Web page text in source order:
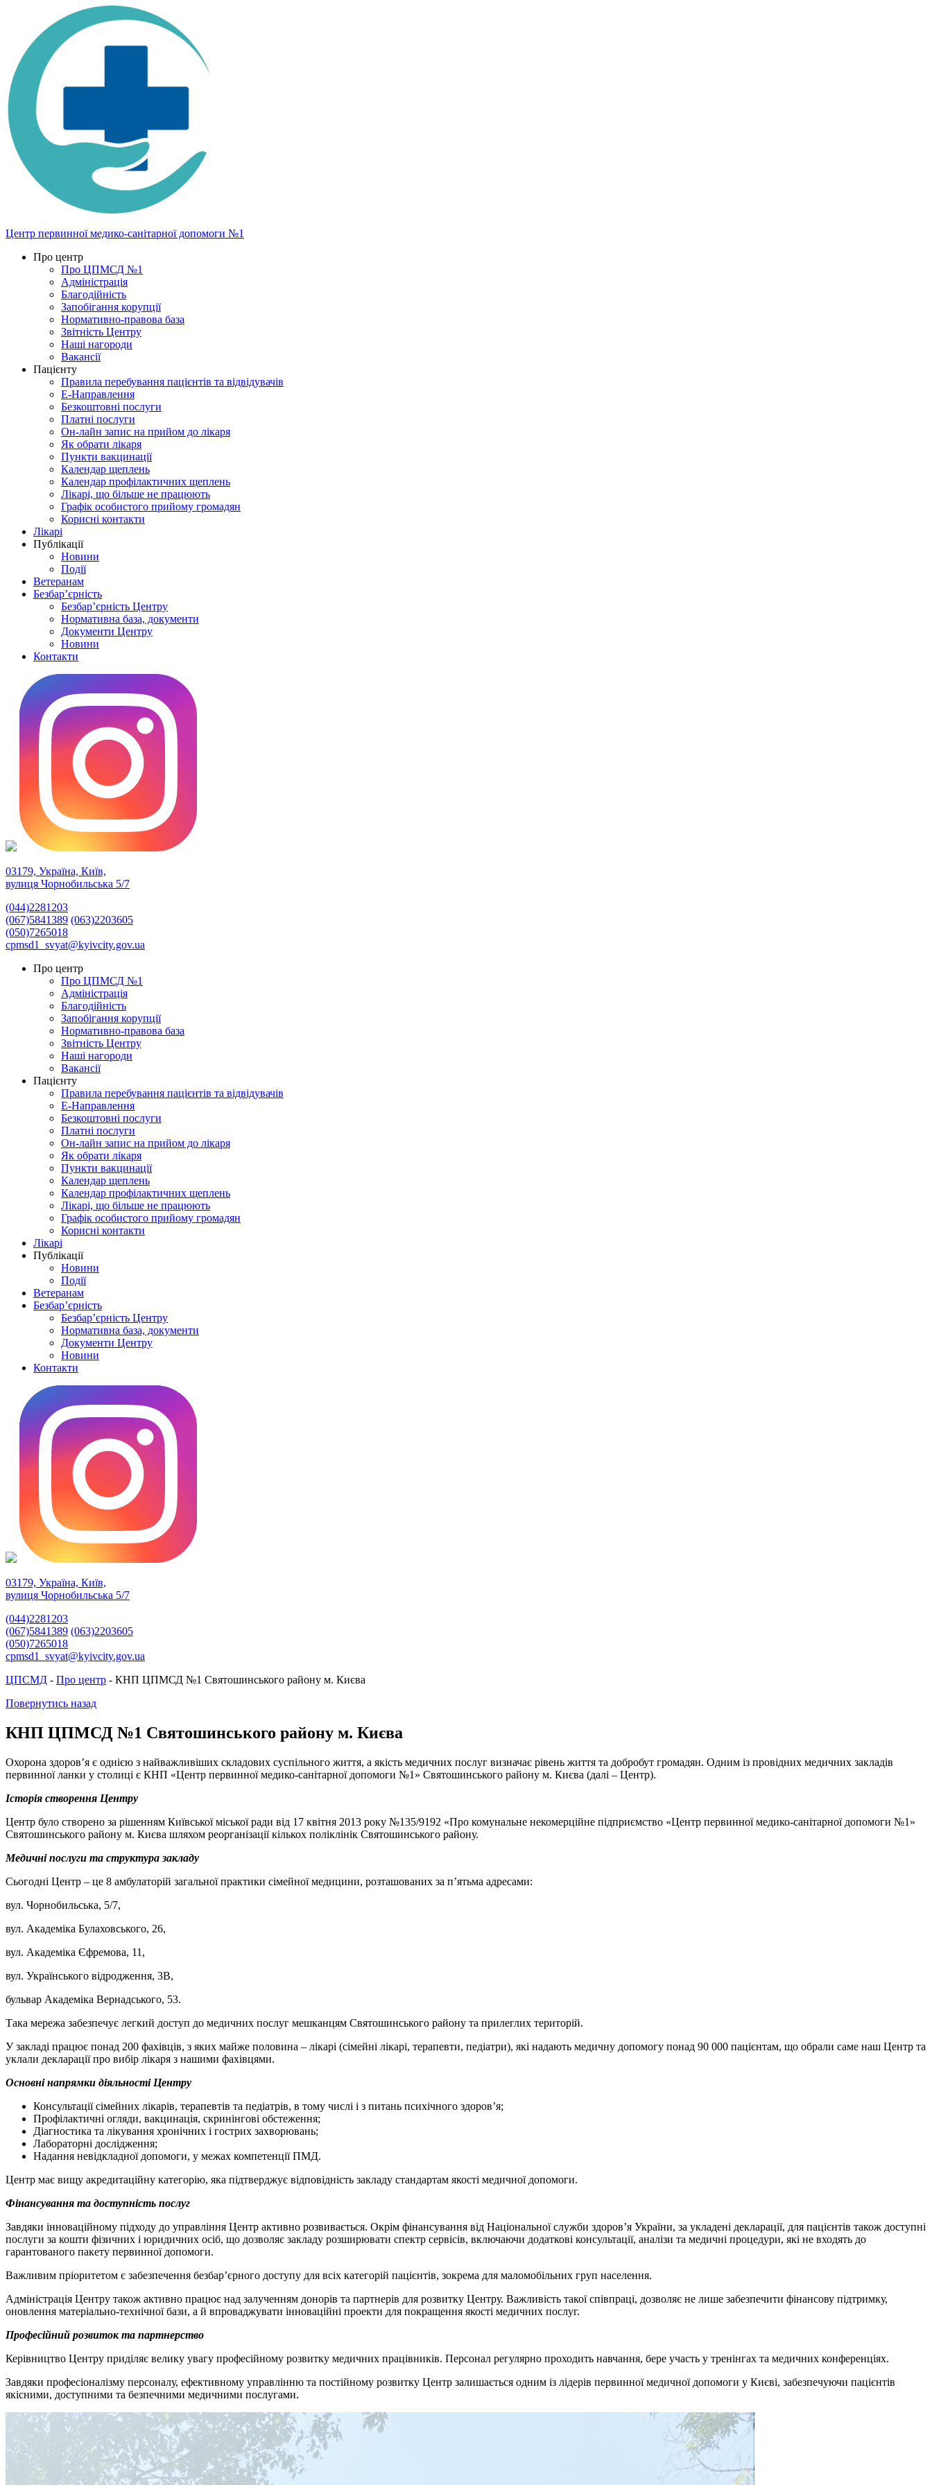
Центр первинної медико-санітарної допомоги №1
Про центр
Про ЦПМСД №1
Адміністрація
Благодійність
Запобігання корупції
Нормативно-правова база
Звітність Центру
Наші нагороди
Вакансії
Пацієнту
Правила перебування пацієнтів та відвідувачів
Е-Направлення
Безкоштовні послуги
Платні послуги
Он-лайн запис на прийом до лікаря
Як обрати лікаря
Пункти вакцинації
Календар щеплень
Календар профілактичних щеплень
Лікарі, що більше не працюють
Графік особистого прийому громадян
Корисні контакти
Лікарі
Публікації
Новини
Події
Ветеранам
Безбар’єрність
Безбар’єрність Центру
Нормативна база, документи
Документи Центру
Новини
Контакти
03179, Україна, Київ,
вулиця Чорнобильська 5/7
(044)2281203
(067)5841389 (063)2203605
(050)7265018
cpmsd1_svyat@kyivcity.gov.ua
Про центр
Про ЦПМСД №1
Адміністрація
Благодійність
Запобігання корупції
Нормативно-правова база
Звітність Центру
Наші нагороди
Вакансії
Пацієнту
Правила перебування пацієнтів та відвідувачів
Е-Направлення
Безкоштовні послуги
Платні послуги
Он-лайн запис на прийом до лікаря
Як обрати лікаря
Пункти вакцинації
Календар щеплень
Календар профілактичних щеплень
Лікарі, що більше не працюють
Графік особистого прийому громадян
Корисні контакти
Лікарі
Публікації
Новини
Події
Ветеранам
Безбар’єрність
Безбар’єрність Центру
Нормативна база, документи
Документи Центру
Новини
Контакти
03179, Україна, Київ,
вулиця Чорнобильська 5/7
(044)2281203
(067)5841389 (063)2203605
(050)7265018
cpmsd1_svyat@kyivcity.gov.ua
ЦПСМД - Про центр - КНП ЦПМСД №1 Святошинського району м. Києва
Повернутись назад
КНП ЦПМСД №1 Святошинського району м. Києва
Охорона здоров’я є однією з найважливіших складових суспільного життя, а якість медичних послуг визначає рівень життя та добробут громадян. Одним із провідних медичних закладів
первинної ланки у столиці є КНП «Центр первинної медико-санітарної допомоги №1» Святошинського району м. Києва (далі – Центр).
Історія створення Центру
Центр було створено за рішенням Київської міської ради від 17 квітня 2013 року №135/9192 «Про комунальне некомерційне підприємство «Центр первинної медико-санітарної допомоги №1»
Святошинського району м. Києва шляхом реорганізації кількох поліклінік Святошинського району.
Медичні послуги та структура закладу
Сьогодні Центр – це 8 амбулаторій загальної практики сімейної медицини, розташованих за п’ятьма адресами:
вул. Чорнобильська, 5/7,
вул. Академіка Булаховського, 26,
вул. Академіка Єфремова, 11,
вул. Українського відродження, 3В,
бульвар Академіка Вернадського, 53.
Така мережа забезпечує легкий доступ до медичних послуг мешканцям Святошинського району та прилеглих територій.
У закладі працює понад 200 фахівців, з яких майже половина – лікарі (сімейні лікарі, терапевти, педіатри), які надають медичну допомогу понад 90 000 пацієнтам, що обрали саме наш Центр та
уклали декларації про вибір лікаря з нашими фахівцями.
Основні напрямки діяльності Центру
Консультації сімейних лікарів, терапевтів та педіатрів, в тому числі і з питань психічного здоров’я;
Профілактичні огляди, вакцинація, скринінгові обстеження;
Діагностика та лікування хронічних і гострих захворювань;
Лабораторні дослідження;
Надання невідкладної допомоги, у межах компетенції ПМД.
Центр має вищу акредитаційну категорію, яка підтверджує відповідність закладу стандартам якості медичної допомоги.
Фінансування та доступність послуг
Завдяки інноваційному підходу до управління Центр активно розвивається. Окрім фінансування від Національної служби здоров’я України, за укладені декларації, для пацієнтів також доступні
послуги за кошти фізичних і юридичних осіб, що дозволяє закладу розширювати спектр сервісів, включаючи додаткові консультації, аналізи та медичні процедури, які не входять до
гарантованого пакету первинної допомоги.
Важливим пріоритетом є забезпечення безбар’єрного доступу для всіх категорій пацієнтів, зокрема для маломобільних груп населення.
Адміністрація Центру також активно працює над залученням донорів та партнерів для розвитку Центру. Важливість такої співпраці, дозволяє не лише забезпечити фінансову підтримку,
оновлення матеріально-технічної бази, а й впроваджувати інноваційні проекти для покращення якості медичних послуг.
Професійний розвиток та партнерство
Керівництво Центру приділяє велику увагу професійному розвитку медичних працівників. Персонал регулярно проходить навчання, бере участь у тренінгах та медичних конференціях.
Завдяки професіоналізму персоналу, ефективному управлінню та постійному розвитку Центр залишається одним із лідерів первинної медичної допомоги у Києві, забезпечуючи пацієнтів
якісними, доступними та безпечними медичними послугами.